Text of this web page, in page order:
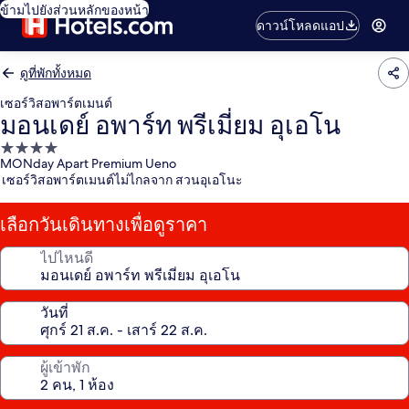
ข้ามไปยังส่วนหลักของหน้า
ดาวน์โหลดแอป
ดูที่พักทั้งหมด
เซอร์วิสอพาร์ตเมนต์
มอนเดย์ อพาร์ท พรีเมี่ยม อุเอโน
ที่พัก
4.0
MONday Apart Premium Ueno
เซอร์วิสอพาร์ตเมนต์ไม่ไกลจาก สวนอุเอโนะ
เลือกวันเดินทางเพื่อดูราคา
ไปไหนดี
วันที่
ผู้เข้าพัก